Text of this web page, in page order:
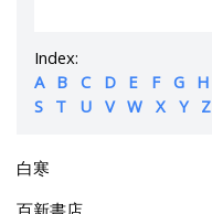
Index:
A
B C D E F G H
S
T U V W X Y Z
白寒
百新書店